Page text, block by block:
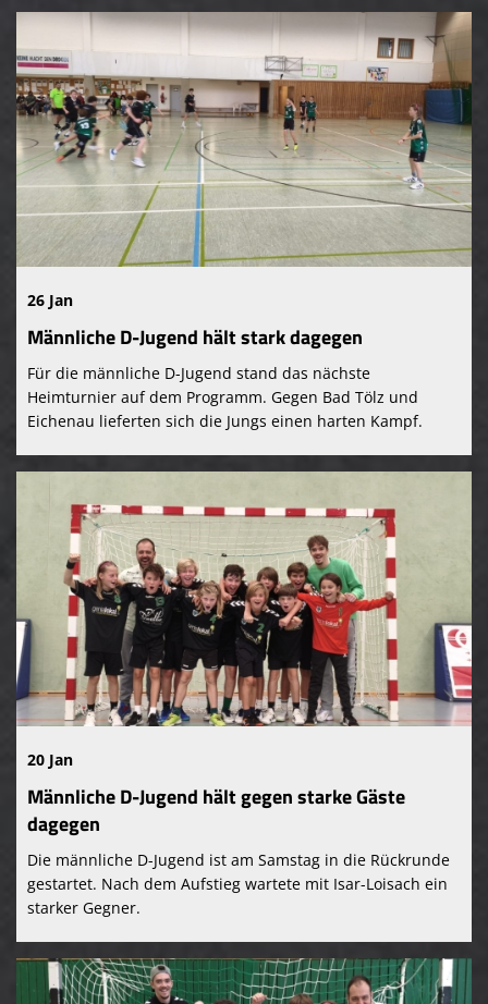
26 Jan
Männliche D-Jugend hält stark dagegen
Für die männliche D-Jugend stand das nächste
Heimturnier auf dem Programm. Gegen Bad Tölz und
Eichenau lieferten sich die Jungs einen harten Kampf.
20 Jan
Männliche D-Jugend hält gegen starke Gäste
dagegen
Die männliche D-Jugend ist am Samstag in die Rückrunde
gestartet. Nach dem Aufstieg wartete mit Isar-Loisach ein
starker Gegner.